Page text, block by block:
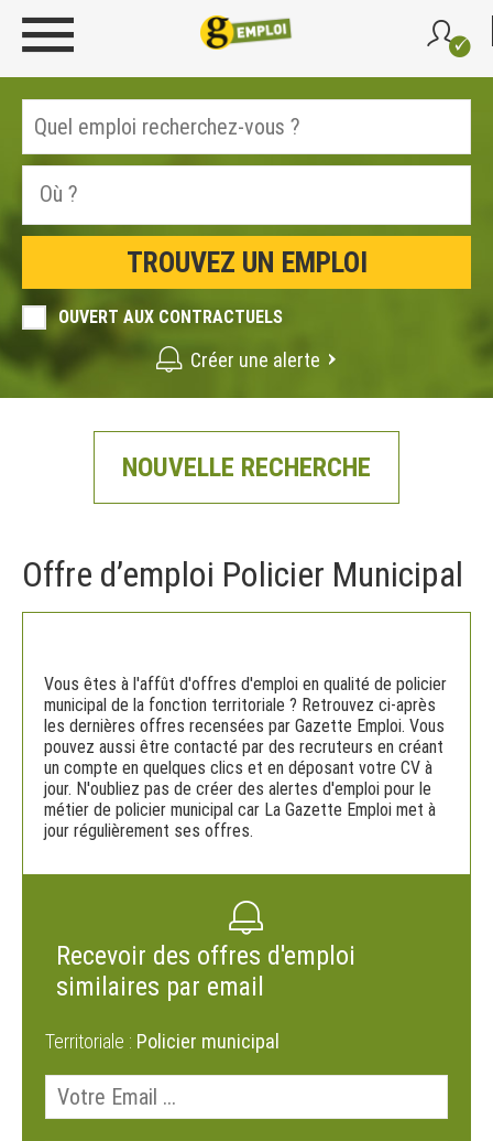
OUVERT AUX CONTRACTUELS
Créer une alerte
NOUVELLE RECHERCHE
Offre d’emploi Policier Municipal
Vous êtes à l'affût d'offres d'emploi en qualité de policier
municipal de la fonction territoriale ? Retrouvez ci-après
les dernières offres recensées par Gazette Emploi. Vous
pouvez aussi être contacté par des recruteurs en créant
un compte en quelques clics et en déposant votre CV à
jour. N'oubliez pas de créer des alertes d'emploi pour le
métier de policier municipal car La Gazette Emploi met à
jour régulièrement ses offres.
Recevoir des offres d'emploi
similaires par email
Territoriale : Policier municipal